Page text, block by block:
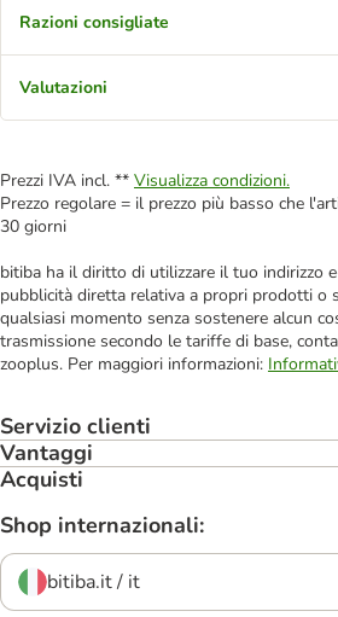
Razioni consigliate
Valutazioni
Prezzi IVA incl. ** Visualizza condizioni.
Prezzo regolare = il prezzo più basso che
30 giorni
bitiba ha il diritto di utilizzare il tuo indirizzo
pubblicità diretta relativa a propri prodotti o
qualsiasi momento senza sostenere alcun
trasmissione secondo le tariffe di base,
zooplus. Per maggiori informazioni:
Servizio clienti
Vantaggi
Acquisti
Shop internazionali:
bitiba.it / it